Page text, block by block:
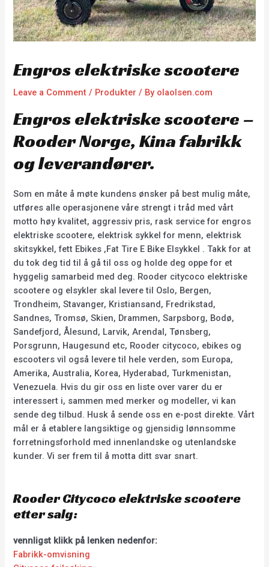
Engros elektriske scootere
Leave a Comment / Produkter / By olaolsen.com
Engros elektriske scootere –
Rooder Norge, Kina fabrikk
og leverandører.
Som en måte å møte kundens ønsker på best mulig måte,
utføres alle operasjonene våre strengt i tråd med vårt
motto høy kvalitet, aggressiv pris, rask service for engros
elektriske scootere, elektrisk sykkel for menn, elektrisk
skitsykkel, fett Ebikes ,Fat Tire E Bike Elsykkel . Takk for at
du tok deg tid til å gå til oss og holde deg oppe for et
hyggelig samarbeid med deg. Rooder citycoco elektriske
scootere og elsykler skal levere til Oslo, Bergen,
Trondheim, Stavanger, Kristiansand, Fredrikstad,
Sandnes, Tromsø, Skien, Drammen, Sarpsborg, Bodø,
Sandefjord, Ålesund, Larvik, Arendal, Tønsberg,
Porsgrunn, Haugesund etc, Rooder citycoco, ebikes og
escooters vil også levere til hele verden, som Europa,
Amerika, Australia, Korea, Hyderabad, Turkmenistan,
Venezuela. Hvis du gir oss en liste over varer du er
interessert i, sammen med merker og modeller, vi kan
sende deg tilbud. Husk å sende oss en e-post direkte. Vårt
mål er å etablere langsiktige og gjensidig lønnsomme
forretningsforhold med innenlandske og utenlandske
kunder. Vi ser frem til å motta ditt svar snart.
Rooder Citycoco elektriske scootere
etter salg:
vennligst klikk på lenken nedenfor:
Fabrikk-omvisning